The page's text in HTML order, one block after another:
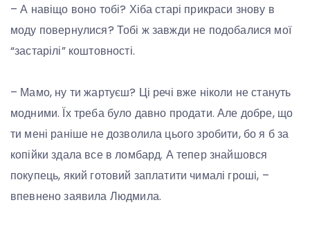
– А навіщо воно тобі? Хіба старі прикраси знову в
моду повернулися? Тобі ж завжди не подобалися мої
“застарілі” коштовності.
– Мамо, ну ти жартуєш? Ці речі вже ніколи не стануть
модними. Їх треба було давно продати. Але добре, що
ти мені раніше не дозволила цього зробити, бо я б за
копійки здала все в ломбард. А тепер знайшовся
покупець, який готовий заплатити чималі гроші, –
впевнено заявила Людмила.